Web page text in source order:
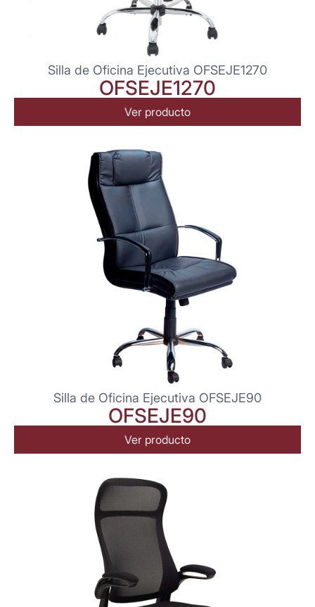
Silla de Oficina Ejecutiva OFSEJE1270
OFSEJE1270
Ver producto
Silla de Oficina Ejecutiva OFSEJE90
OFSEJE90
Ver producto